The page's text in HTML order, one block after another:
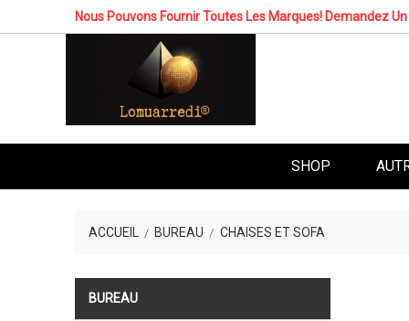
Nous Pouvons Fournir Toutes Les Marques! Demandez Un
SHOP
ACCUEIL BUREAU CHAISES ET SOFA
BUREAU